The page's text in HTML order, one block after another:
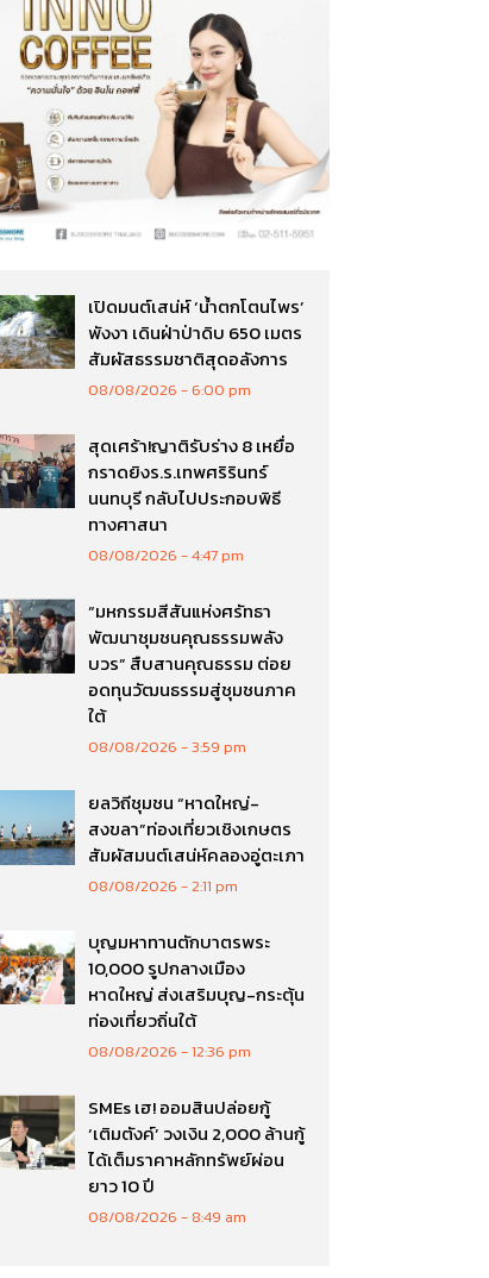
เปิดมนต์เสน่ห์ ‘น้ำตกโตนไพร’
พังงา เดินฝ่าป่าดิบ 650 เมตร
สัมผัสธรรมชาติสุดอลังการ
08/08/2026 6:00 pm
สุดเศร้า!ญาติรับร่าง 8 เหยื่อ
กราดยิงร.ร.เทพศริรินทร์
นนทบุรี กลับไปประกอบพิธี
ทางศาสนา
08/08/2026 4:47 pm
“มหกรรมสีสันแห่งศรัทธา
พัฒนาชุมชนคุณธรรมพลัง
บวร” สืบสานคุณธรรม ต่อย
อดทุนวัฒนธรรมสู่ชุมชนภาค
ใต้
08/08/2026 3:59 pm
ยลวิถีชุมชน “หาดใหญ่-
สงขลา”ท่องเที่ยวเชิงเกษตร
สัมผัสมนต์เสน่ห์คลองอู่ตะเภา
08/08/2026 2:11 pm
บุญมหาทานตักบาตรพระ
10,000 รูปกลางเมือง
หาดใหญ่ ส่งเสริมบุญ-กระตุ้น
ท่องเที่ยวถิ่นใต้
08/08/2026 12:36 pm
SMEs เฮ! ออมสินปล่อยกู้
‘เติมตังค์’ วงเงิน 2,000 ล้านกู้
ได้เต็มราคาหลักทรัพย์ผ่อน
ยาว 10 ปี
08/08/2026 8:49 am